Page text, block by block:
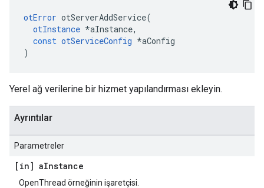
otError otServerAddService(
otInstance *aInstance,
const otServiceConfig *aConfig
)
Yerel ağ verilerine bir hizmet yapılandırması ekleyin.
Ayrıntılar
Parametreler
[in] aInstance
OpenThread örneğinin işaretçisi.